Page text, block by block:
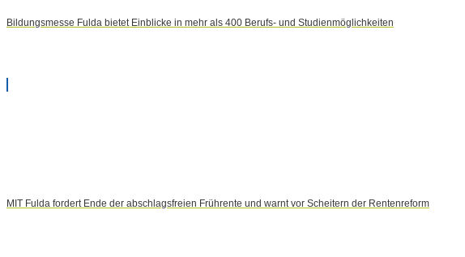
Bildungsmesse Fulda bietet Einblicke in mehr als 400 Berufs- und Studienmöglichkeiten
MIT Fulda fordert Ende der abschlagsfreien Frührente und warnt vor Scheitern der Rentenreform